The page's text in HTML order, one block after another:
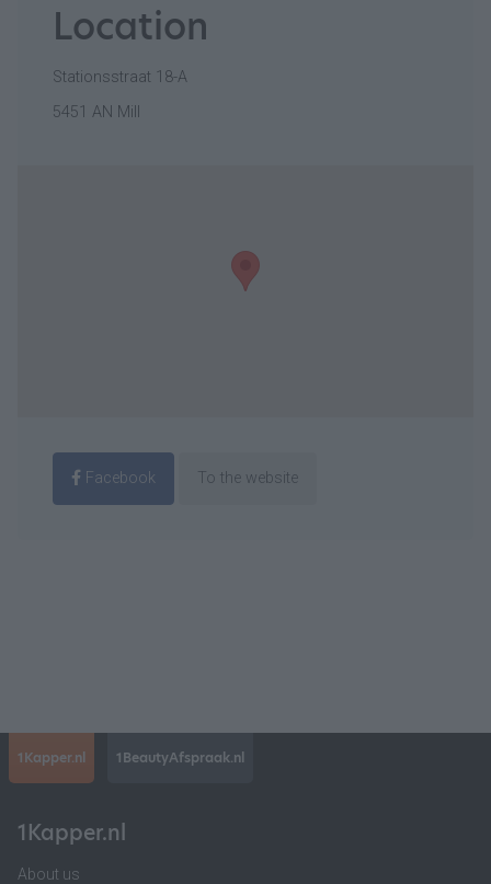
Location
Stationsstraat 18-A
5451 AN Mill
Facebook To the website
1Kapper.nl 1BeautyAfspraak.nl
1Kapper.nl
About us